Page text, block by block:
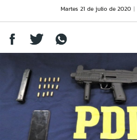
Martes 21 de julio de 2020